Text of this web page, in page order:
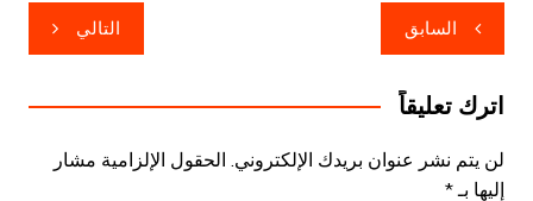
تصفّح
المقالات
السابق التالي
اترك تعليقاً
لن يتم نشر عنوان بريدك الإلكتروني. الحقول الإلزامية مشار
إليها بـ*